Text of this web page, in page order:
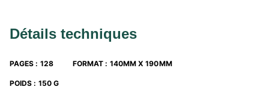
Détails techniques
PAGES : 128 FORMAT : 140MM X 190MM
POIDS : 150 G